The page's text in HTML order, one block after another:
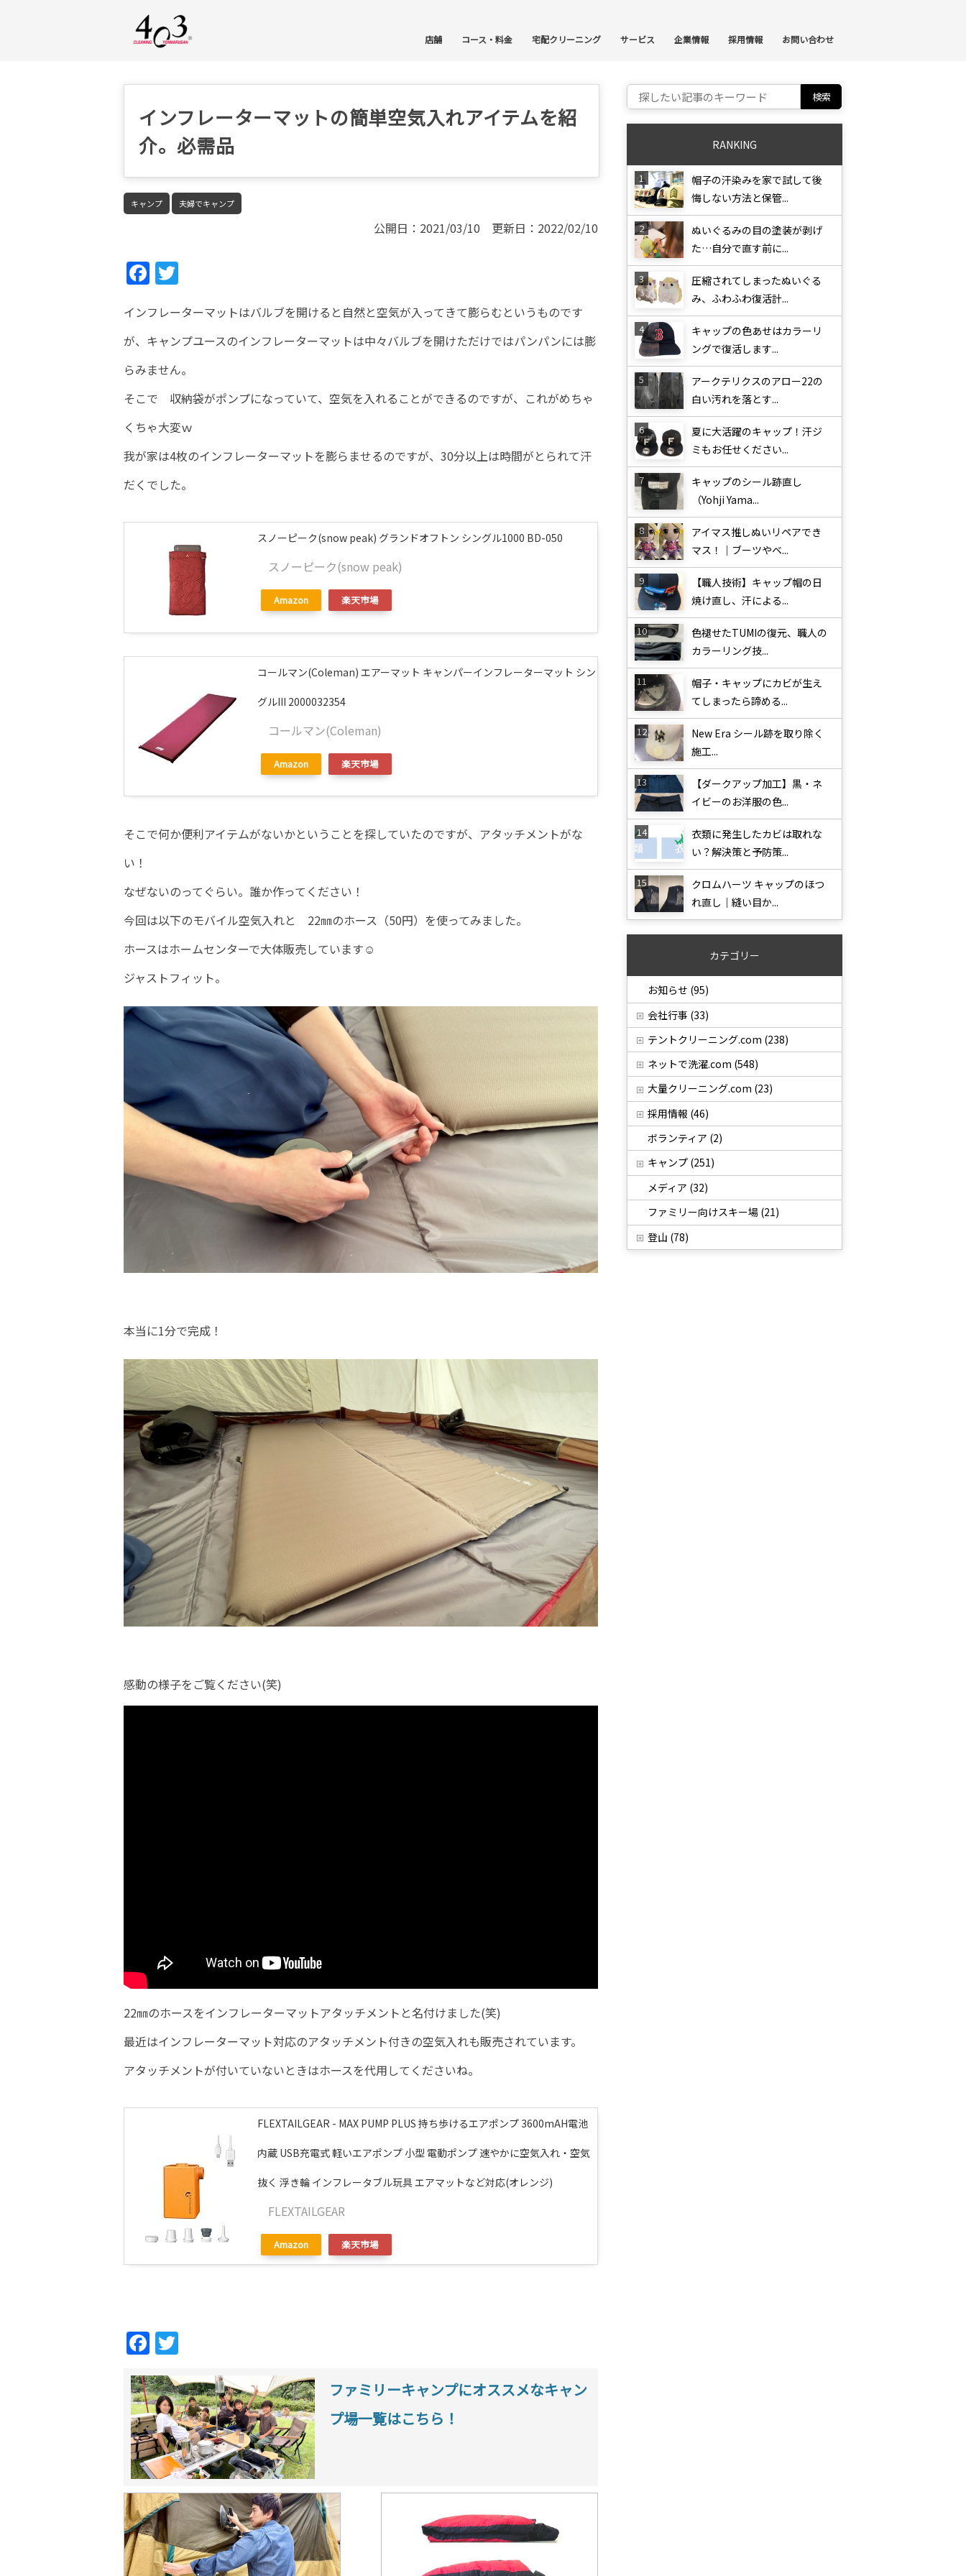
店舗 コース・料金 宅配クリーニング サービス 企業情報 採用情報 お問い合わせ
インフレーターマットの簡単空気入れアイテムを紹
介。必需品
キャンプ 夫婦でキャンプ
公開日：2021/03/10 更新日：2022/02/10
Fac
ok
インフレーターマットはバルブを開けると自然と空気が入ってきて膨らむというものです
が、キャンプユースのインフレーターマットは中々バルブを開けただけではパンパンには膨
らみません。
そこで 収納袋がポンプになっていて、空気を入れることができるのですが、これがめちゃ
くちゃ大変ｗ
我が家は4枚のインフレーターマットを膨らませるのですが、30分以上は時間がとられて汗
だくでした。
スノーピーク(snow peak) グランドオフトン シングル1000 BD-050
スノーピーク(snow peak)
Amazon 楽天市場
コールマン(Coleman) エアーマット キャンパーインフレーターマット シン
グルIII 2000032354
コールマン(Coleman)
Amazon 楽天市場
そこで何か便利アイテムがないかということを探していたのですが、アタッチメントがな
い！
なぜないのってぐらい。誰か作ってください！
今回は以下のモバイル空気入れと 22㎜のホース（50円）を使ってみました。
ホースはホームセンターで大体販売しています☺
ジャストフィット。
本当に1分で完成！
感動の様子をご覧ください(笑)
22㎜のホースをインフレーターマットアタッチメントと名付けました(笑)
最近はインフレーターマット対応のアタッチメント付きの空気入れも販売されています。
アタッチメントが付いていないときはホースを代用してくださいね。
FLEXTAILGEAR - MAX PUMP PLUS 持ち歩けるエアポンプ 3600mAH電池
内蔵 USB充電式 軽いエアポンプ 小型 電動ポンプ 速やかに空気入れ・空気
抜く 浮き輪 インフレータブル玩具 エアマットなど対応(オレンジ)
FLEXTAILGEAR
Amazon 楽天市場
Fac
ok
ファミリーキャンプにオススメなキャン
プ場一覧はこちら！
Search for:
RANKING
帽子の汗染みを家で試して後
悔しない方法と保管...
ぬいぐるみの目の塗装が剥げ
た…自分で直す前に...
圧縮されてしまったぬいぐる
み、ふわふわ復活計...
キャップの色あせはカラーリ
ングで復活します...
アークテリクスのアロー22の
白い汚れを落とす...
夏に大活躍のキャップ！汗ジ
ミもお任せください...
キャップのシール跡直し
（Yohji Yama...
アイマス推しぬいリペアでき
マス！｜ブーツやベ...
【職人技術】キャップ帽の日
焼け直し、汗による...
色褪せたTUMIの復元、職人の
カラーリング技...
帽子・キャップにカビが生え
てしまったら諦める...
New Era シール跡を取り除く
施工...
【ダークアップ加工】黒・ネ
イビーのお洋服の色...
衣類に発生したカビは取れな
い？解決策と予防策...
クロムハーツ キャップのほつ
れ直し｜縫い目か...
カテゴリー
お知らせ (95)
会社行事 (33)
テントクリーニング.com (238)
ネットで洗濯.com (548)
大量クリーニング.com (23)
採用情報 (46)
ボランティア (2)
キャンプ (251)
メディア (32)
ファミリー向けスキー場 (21)
登山 (78)